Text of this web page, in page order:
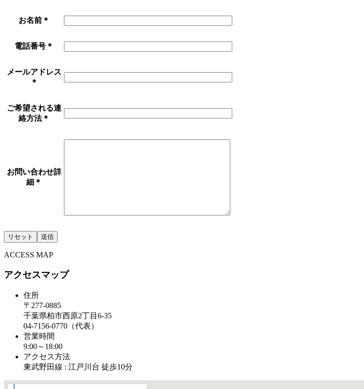
お名前＊
電話番号＊
メールアドレス
＊
ご希望される連
絡方法＊
お問い合わせ詳
細 ＊
ACCESS MAP
アクセスマップ
住所
〒277-0885
千葉県柏市西原2丁目6-35
04-7156-0770（代表）
営業時間
9:00～18:00
アクセス方法
東武野田線 : 江戸川台 徒歩10分